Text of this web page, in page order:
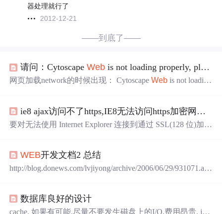
器处理就行了
2012-12-21
——到底了——
请问：CytoscapeWeb is not loading properly, please try again later.这种怎么解决？
网页加载network的时候出现： CytoscapeWeb is not loading
ie8 ajax访问不了https,IE8无法访问https加密网址，其他浏览器完全没有
要对无法使用 Internet Explorer 连接到通过 SSL(128 位)加以
Explorer 连接到通过 SSL(128 位)加以保护的
确定问题 是否已解决。如果您可以连接到通过 SSL(128 位)
WEB开发文档2 总结
http://blog.donews.com/lvjiyong/archive/2006/06/29/931071.asp
CRIPT脚本控制 DataGrid中连接到下一页显示数据 下载中
文名
数据库良好的设计
cache. 如果有可能,尽量不要发生磁盘上的I/O,费用昂贵. jam